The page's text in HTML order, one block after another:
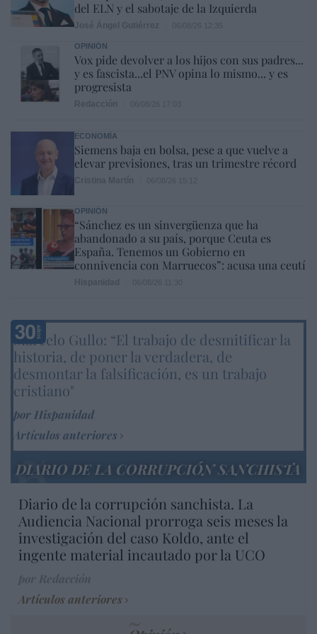
del ELN y el sabotaje de la Izquierda
OPINIÓN
Vox pide devolver a los hijos con sus padres...
y es fascista...el PNV opina lo mismo... y es
progresista
ECONOMÍA
Siemens baja en bolsa, pese a que vuelve a
elevar previsiones, tras un trimestre récord
OPINIÓN
“Sánchez es un sinvergüenza que ha
abandonado a su país, porque Ceuta es
España. Tenemos un Gobierno en
connivencia con Marruecos”: acusa una ceutí
Marcelo Gullo: “El trabajo de desmitificar la
historia, de poner la verdadera, de
desmontar la falsificación, es un trabajo
cristiano"
por Hispanidad
Artículos anteriores
DIARIO DE LA CORRUPCIÓN SANCHISTA
Diario de la corrupción sanchista. La
Audiencia Nacional prorroga seis meses la
investigación del caso Koldo, ante el
ingente material incautado por la UCO
Artículos anteriores